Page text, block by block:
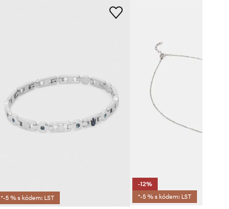
*-5 % s kódem: LST
-12%
*-5 % s kódem: LST